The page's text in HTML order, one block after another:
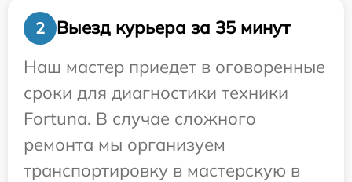
2
Выезд курьера за 35 минут
Наш мастер приедет в оговоренные
сроки для диагностики техники
Fortuna. В случае сложного
ремонта мы организуем
транспортировку в мастерскую в